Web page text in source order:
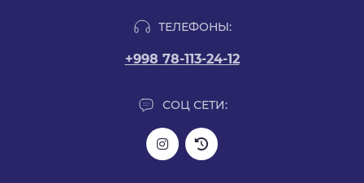
ТЕЛЕФОНЫ:
+998 78-113-24-12
СОЦ СЕТИ: